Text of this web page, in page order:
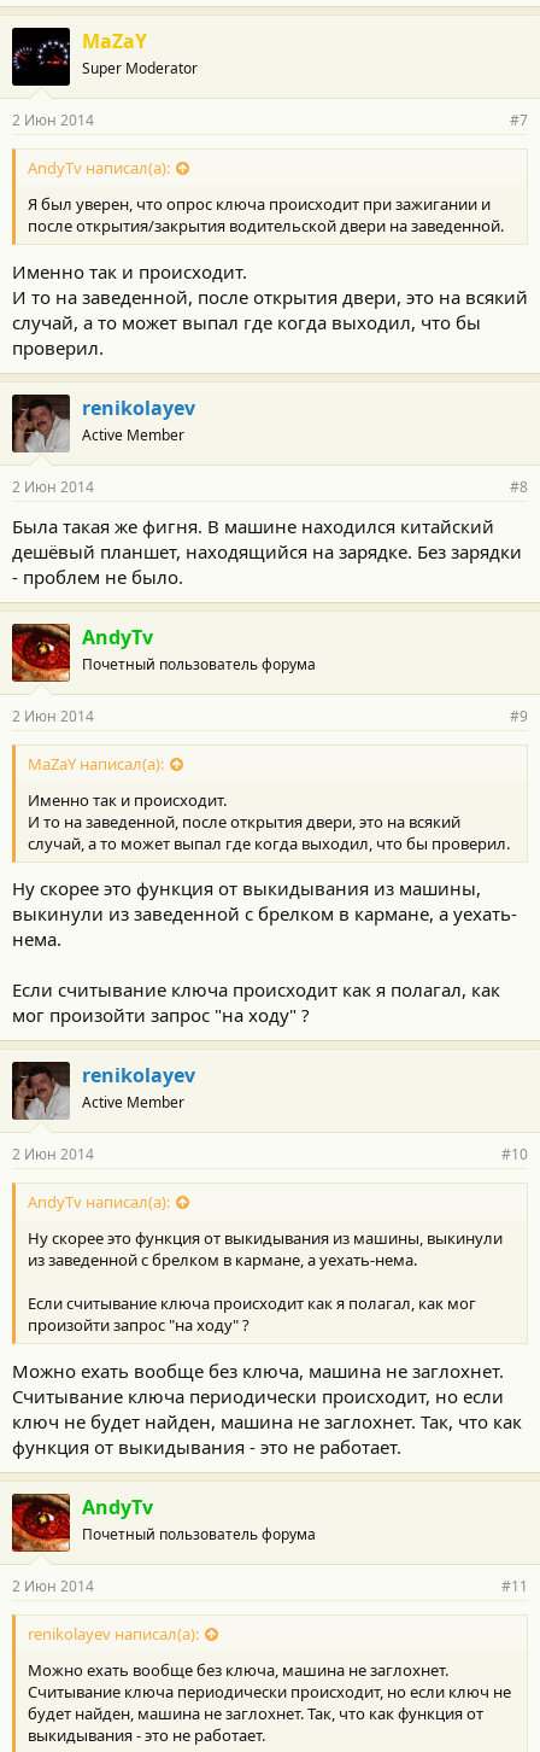
MaZaY
Super Moderator
2 Июн 2014 #7
AndyTv написал(а):
Я был уверен, что опрос ключа происходит при зажигании и
после открытия/закрытия водительской двери на заведенной.
Именно так и происходит.
И то на заведенной, после открытия двери, это на всякий
случай, а то может выпал где когда выходил, что бы
проверил.
renikolayev
Active Member
2 Июн 2014 #8
Была такая же фигня. В машине находился китайский
дешёвый планшет, находящийся на зарядке. Без зарядки
- проблем не было.
AndyTv
Почетный пользователь форума
2 Июн 2014 #9
MaZaY написал(а):
Именно так и происходит.
И то на заведенной, после открытия двери, это на всякий
случай, а то может выпал где когда выходил, что бы проверил.
Ну скорее это функция от выкидывания из машины,
выкинули из заведенной с брелком в кармане, а уехать-
нема.
Если считывание ключа происходит как я полагал, как
мог произойти запрос "на ходу" ?
renikolayev
Active Member
2 Июн 2014 #10
AndyTv написал(а):
Ну скорее это функция от выкидывания из машины, выкинули
из заведенной с брелком в кармане, а уехать-нема.
Если считывание ключа происходит как я полагал, как мог
произойти запрос "на ходу" ?
Можно ехать вообще без ключа, машина не заглохнет.
Считывание ключа периодически происходит, но если
ключ не будет найден, машина не заглохнет. Так, что как
функция от выкидывания - это не работает.
AndyTv
Почетный пользователь форума
2 Июн 2014 #11
renikolayev написал(а):
Можно ехать вообще без ключа, машина не заглохнет.
Считывание ключа периодически происходит, но если ключ не
будет найден, машина не заглохнет. Так, что как функция от
выкидывания - это не работает.